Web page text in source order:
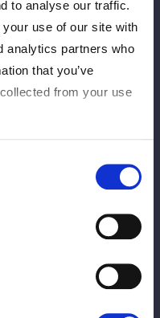
to analyse our traffic.
use of our site with
analytics partners who
that you’ve
from your use
秒
らっち
見る